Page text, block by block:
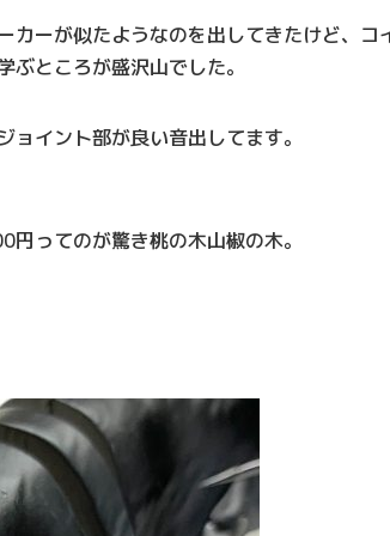
カーが似たようなのを出してきたけど、コ
ところが盛沢山でした。
イント部が良い音出してます。
ってのが驚き桃の木山椒の木。